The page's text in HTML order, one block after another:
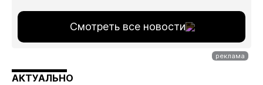
Смотреть все новости
АКТУАЛЬНО